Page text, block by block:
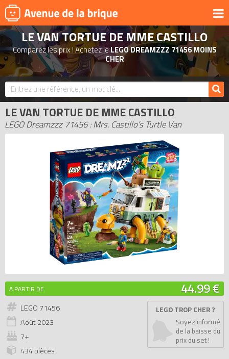
UNIVERS
PRODUITS DÉRIVÉS
NOUVEAUTÉS
LEGO 2026
BONS PLANS
ACTUALITÉS
ASSOCIATIONS DE FANS
EXPOSITIONS LEGO
LEGO LES PLUS CHERS
DERNIERS LEGO AJOUTÉS
LE VAN TORTUE DE MME CASTILLO
Comparez les prix ! Achetez leLEGO DREAMZZZ 71456 MOINS
CHER
LE VAN TORTUE DE MME CASTILLO
LEGO Dreamzzz 71456 : Mrs. Castillo’s Turtle Van
A PARTIR DE 44.99 €
LEGO 71456
Août2023
7+
434 pièces
LEGO TROP CHER ?
Soyez informé
de la baisse du
prix du set !